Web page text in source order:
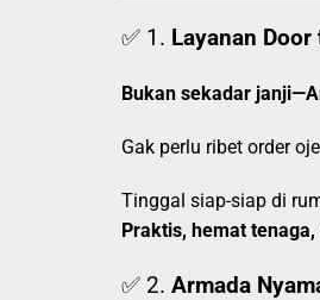
✅ 1. Layanan
Bukan sekadar
Gak perlu ribet order
Tinggal siap-siap di
Praktis, hemat
✅ 2. Armada